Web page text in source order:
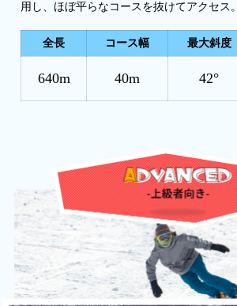
用し、ほぼ平らなコースを抜けてアクセス。
全長 コース幅 最大斜度
640m 40m 42°